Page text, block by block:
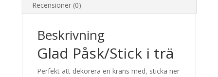
Recensioner (0)
Beskrivning
Glad Påsk/Stick i trä
Perfekt att dekorera en krans med, sticka ner